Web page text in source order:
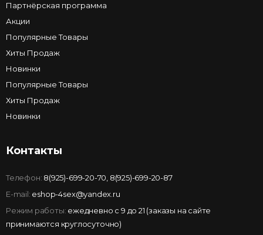
Партнёрская программа
Акции
Популярные Товары
Хиты Продаж
Новинки
Популярные Товары
Хиты Продаж
Новинки
Контакты
Телефон: 8(925)-699-20-70 8(925)-699-20-87
E-mail: eshop-4sex@yandex.ru
Режим работы: ежедневно с 9 до 21 (заказы на сайте
принимаются круглосуточно)